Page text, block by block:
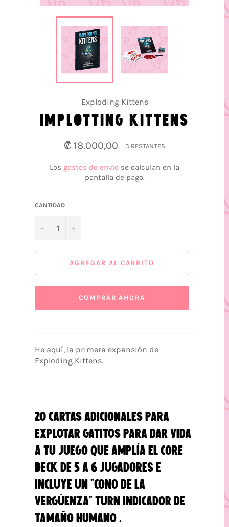
Exploding Kittens
IMPLOTTING KITTENS
Precio
habitual
₡ 18.000,00 3 RESTANTES
Los gastos de envío se calculan en la
pantalla de pago.
CANTIDAD
− +
AGREGAR AL CARRITO
COMPRAR AHORA
He aquí, la primera expansión de
Exploding Kittens.
20 cartas adicionales para
explotar gatitos para dar vida
a tu juego queamplía el Core
Deck de 5 a 6 jugadores e
incluye un "cono de la
vergüenza" Turn indicador de
tamaño humano .